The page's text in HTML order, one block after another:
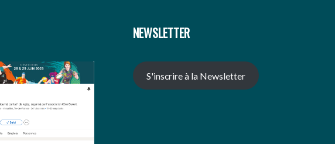
NEWSLETTER
S'inscrire à la Newsletter